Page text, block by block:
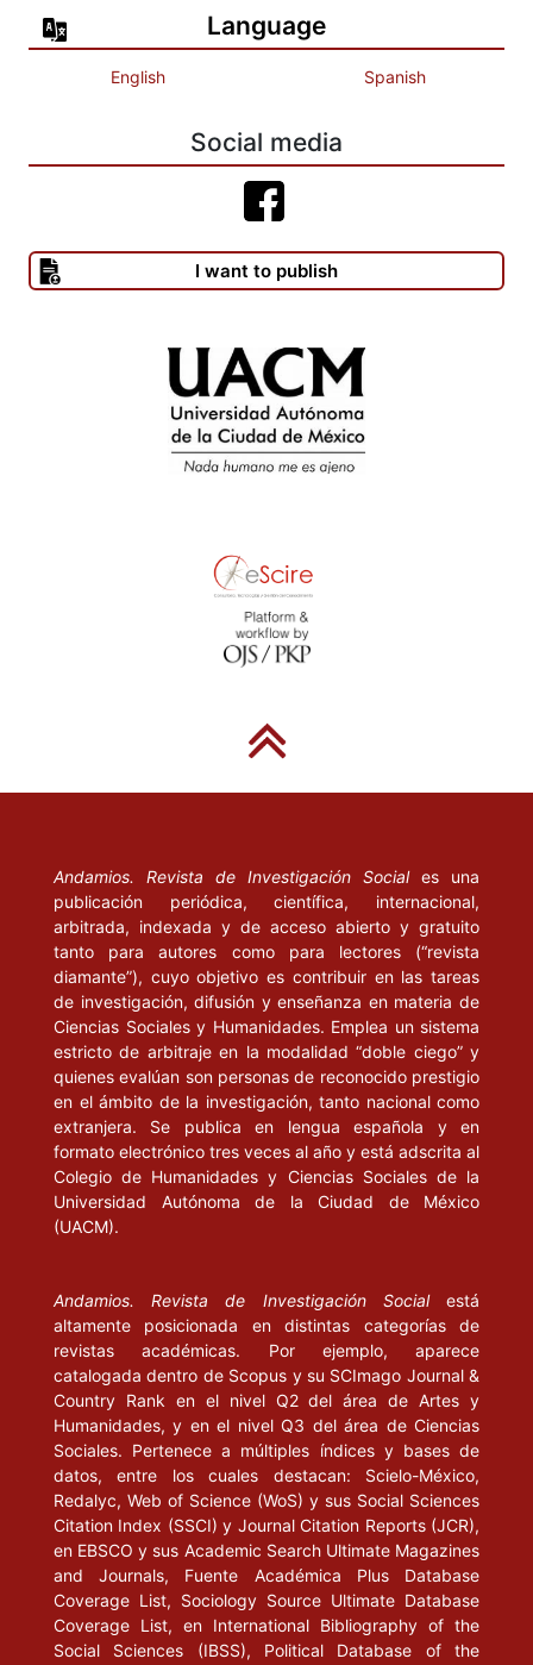
Language
English Spanish
Social media
I want to publish
Andamios. Revista de Investigación Social es una
publicación periódica, científica, internacional,
arbitrada, indexada y de acceso abierto y gratuito
tanto para autores como para lectores (“revista
diamante”), cuyo objetivo es contribuir en las tareas
de investigación, difusión y enseñanza en materia de
Ciencias Sociales y Humanidades. Emplea un sistema
estricto de arbitraje en la modalidad “doble ciego” y
quienes evalúan son personas de reconocido prestigio
en el ámbito de la investigación, tanto nacional como
extranjera. Se publica en lengua española y en
formato electrónico tres veces al año y está adscrita al
Colegio de Humanidades y Ciencias Sociales de la
Universidad Autónoma de la Ciudad de México
(UACM).
Andamios. Revista de Investigación Socialestá
altamente posicionada en distintas categorías de
revistas académicas. Por ejemplo, aparece
catalogada dentro de Scopus y su SCImago Journal &
Country Rank en el nivel Q2 del área de Artes y
Humanidades, y en el nivel Q3 del área de Ciencias
Sociales. Pertenece a múltiples índices y bases de
datos, entre los cuales destacan: Scielo-México,
Redalyc, Web of Science (WoS) y sus Social Sciences
Citation Index (SSCI) y Journal Citation Reports (JCR),
en EBSCO y sus Academic Search Ultimate Magazines
and Journals, Fuente Académica Plus Database
Coverage List, Sociology Source Ultimate Database
Coverage List, en International Bibliography of the
Social Sciences (IBSS), Political Database of the